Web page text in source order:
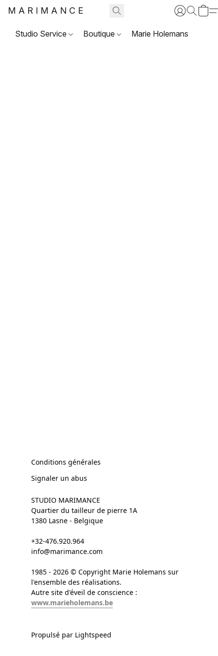
MARIMANCE
Studio Service Boutique Marie Holemans
Conditions générales
Signaler un abus
STUDIO MARIMANCE
Quartier du tailleur de pierre 1A
1380 Lasne - Belgique
+32-476.920.964
info@marimance.com
1985 - 2026 © Copyright Marie Holemans sur
l'ensemble des réalisations.
Autre site d'éveil de conscience :
www.marieholemans.be
Propulsé par Lightspeed